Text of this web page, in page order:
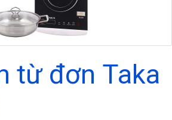
từ đơn Taka